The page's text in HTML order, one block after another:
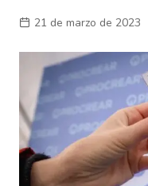
21 de marzo de 2023